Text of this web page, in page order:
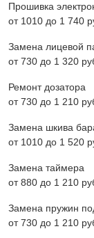
Прошивка
от 1010 до 1 740
Замена лицевой
от 730 до 1 320
Ремонт дозатора
от 730 до 1 210
Замена шкива
от 1010 до 1 520
Замена таймера
от 880 до 1 210
Замена пружин
от 730 до 1 210